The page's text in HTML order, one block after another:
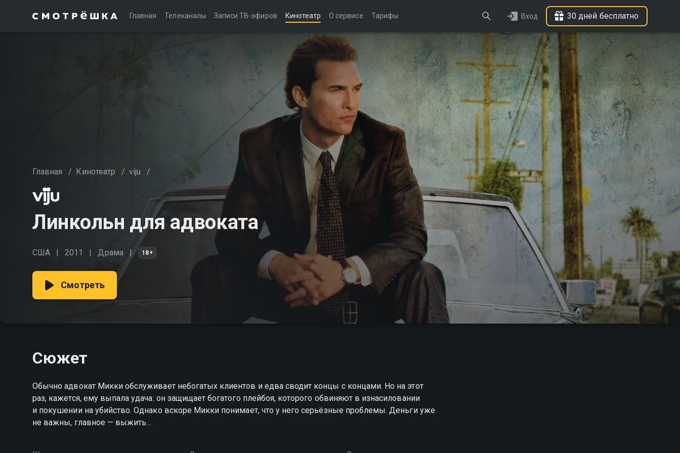
Главная Телеканалы Записи ТВ-эфиров Кинотеатр О сервисе Тарифы Вход 30 дней бесплатно
Главная / Кинотеатр / viju /
Линкольн для адвоката
США 2011 Драма 18+
Смотреть
Сюжет
Обычно адвокат Микки обслуживает небогатых клиентов и едва сводит концы с концами. Но на этот
раз, кажется, ему выпала удача: он защищает богатого плейбоя, которого обвиняют в изнасиловании
и покушении на убийство. Однако вскоре Микки понимает, что у него серьёзные проблемы. Деньги уже
не важны, главное — выжить…